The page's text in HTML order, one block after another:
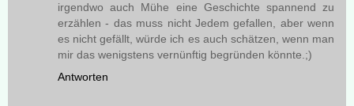
irgendwo auch Mühe eine Geschichte spannend zu
erzählen - das muss nicht Jedem gefallen, aber wenn
es nicht gefällt, würde ich es auch schätzen, wenn man
mir das wenigstens vernünftig begründen könnte.;)
Antworten